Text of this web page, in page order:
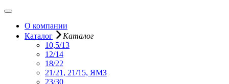
О компании
Каталог
Каталог
10,5/13
12/14
18/22
21/21, 21/15, ЯМЗ
23/30